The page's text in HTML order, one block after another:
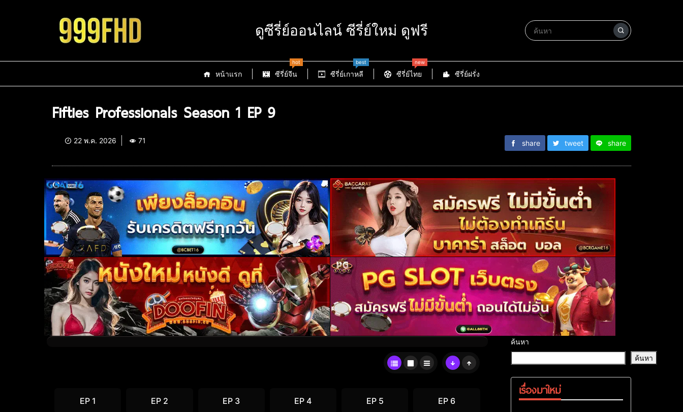
ดูซีรี่ย์ออนไลน์ ซีรี่ย์ใหม่ ดูฟรี
หน้าแรก ซีรี่ย์จีน
hot
ซีรี่ย์เกาหลี
best
ซีรี่ย์ไทย
new
ซีรี่ย์ฝรั่ง
Fifties Professionals Season 1 EP 9
22 พ.ค. 2026 71 share tweet share
EP 1 EP 2 EP 3 EP 4 EP 5 EP 6
ค้นหา
ค้นหา
เรื่องมาใหม่